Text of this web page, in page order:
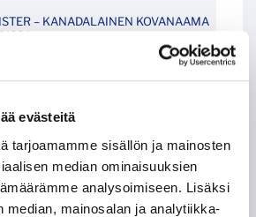
evästeitä
tarjoamamme sisällön ja mainosten
median ominaisuuksien
analysoimiseen. Lisäksi
median, mainosalan ja analytiikka-
– KANADALAINEN KOVANAAMA
AMMATTILAISET TASON
VISIITTI ALASARJAAN
KRUUNAAMATON KUNINGAS